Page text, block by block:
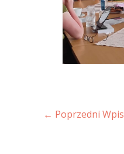
← Poprzedni Wpis